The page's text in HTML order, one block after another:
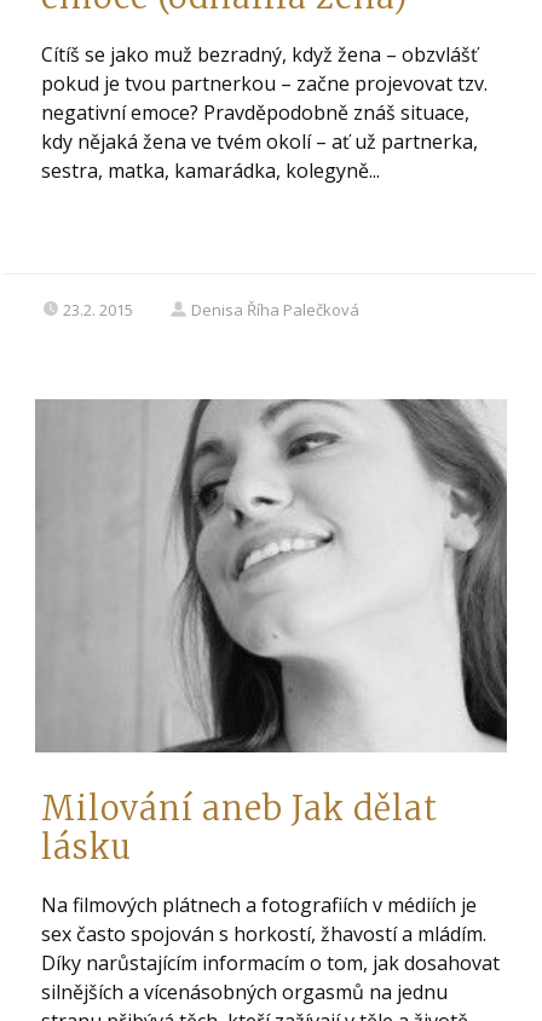
Cítíš se jako muž bezradný, když žena – obzvlášť
pokud je tvou partnerkou – začne projevovat tzv.
negativní emoce? Pravděpodobně znáš situace,
kdy nějaká žena ve tvém okolí – ať už partnerka,
sestra, matka, kamarádka, kolegyně...
23.2. 2015 Denisa Říha Palečková
Milování aneb Jak dělat
lásku
Na filmových plátnech a fotografiích v médiích je
sex často spojován s horkostí, žhavostí a mládím.
Díky narůstajícím informacím o tom, jak dosahovat
silnějších a vícenásobných orgasmů na jednu